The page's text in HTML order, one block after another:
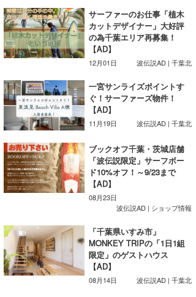
サーファーのお仕事「植木
カットデザイナー」大好評
の為千葉エリア再募集！
【AD】
12月01日 波伝説AD | 千葉北
一宮サンライズポイントす
ぐ！サーファーズ物件！
【AD】
11月19日 波伝説AD | 千葉北
ブックオフ千葉・茨城店舗
「波伝説限定」サーフボー
ド10%オフ！～9/23まで
【AD】
08月23日
波伝説AD | ショップ情報
「千葉県いすみ市」
MONKEY TRIPの「1日1組
限定」のゲストハウス
【AD】
08月14日 波伝説AD | 千葉北
喜納海人
KID
KOBU
KY
MIN
mitz
OYZ
S.K
Soulman
waka☆=
YUKI☆